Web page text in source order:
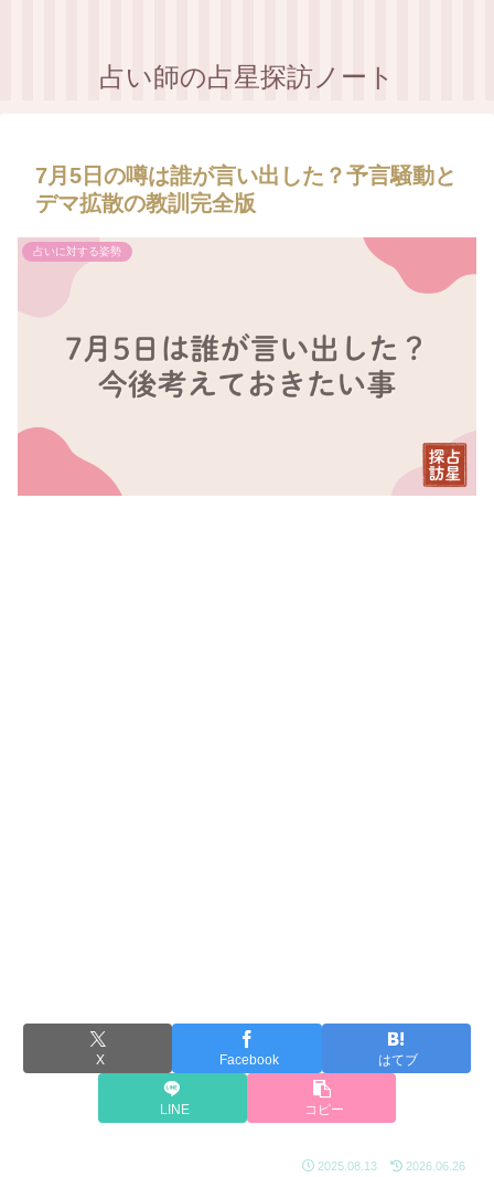
占い師の占星探訪ノート
7月5日の噂は誰が言い出した？予言騒動と
デマ拡散の教訓完全版
占いに対する姿勢
X Facebook はてブ
LINE コピー
2025.08.13 2026.06.26